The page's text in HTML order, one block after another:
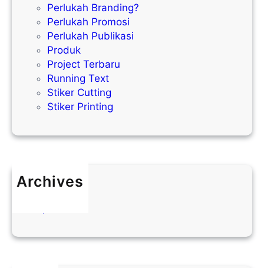
Perlukah Branding?
Perlukah Promosi
Perlukah Publikasi
Produk
Project Terbaru
Running Text
Stiker Cutting
Stiker Printing
Archives